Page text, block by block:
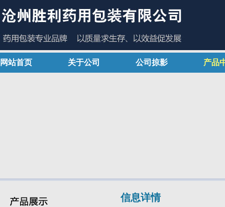
网站首页 关于公司 公司掠影 产品
信息详情